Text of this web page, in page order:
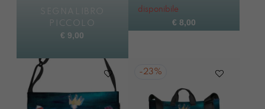
SEGNALIBRO
PICCOLO
€ 9,00
disponibile
€ 8,00
-23%